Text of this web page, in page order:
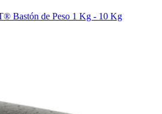
Bastón de Peso 1 Kg - 10 Kg